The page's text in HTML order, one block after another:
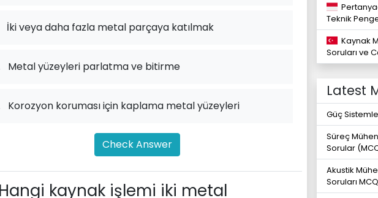
İki veya daha fazla metal parçaya katılmak
Metal yüzeyleri parlatma ve bitirme
Korozyon koruması için kaplama metal yüzeyleri
Check Answer
Hangi kaynak işlemi iki metal
Teknik
Kaynak
Soruları ve
Latest
Güç
Süreç
Sorular
Akustik
Soruları MCQ